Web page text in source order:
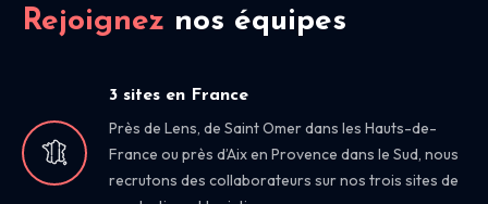
Rejoignez nos équipes
3 sites en France
Près de Lens, de Saint Omer dans les Hauts-de-
France ou près d’Aix en Provence dans le Sud, nous
recrutons des collaborateurs sur nos trois sites de